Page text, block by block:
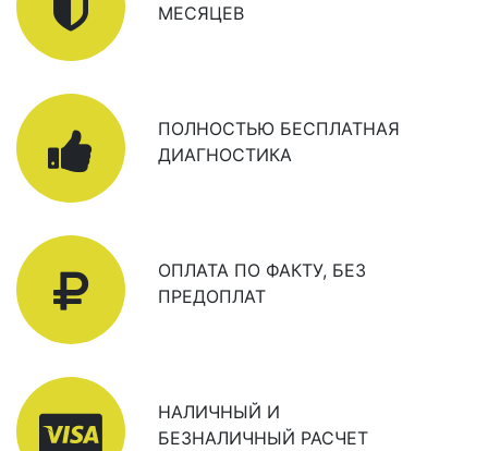
МЕСЯЦЕВ
ПОЛНОСТЬЮ БЕСПЛАТНАЯ
ДИАГНОСТИКА
ОПЛАТА ПО ФАКТУ, БЕЗ
ПРЕДОПЛАТ
НАЛИЧНЫЙ И
БЕЗНАЛИЧНЫЙ РАСЧЕТ